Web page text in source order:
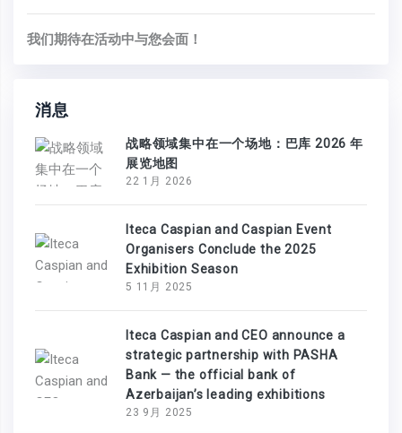
我们期待在活动中与您会面！
消息
战略领域集中在一个场地：巴库 2026 年
展览地图
22 1月 2026
Iteca Caspian and Caspian Event
Organisers Conclude the 2025
Exhibition Season
5 11月 2025
Iteca Caspian and CEO announce a
strategic partnership with PASHA
Bank — the official bank of
Azerbaijan’s leading exhibitions
23 9月 2025